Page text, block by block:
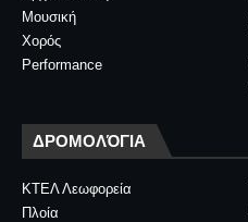
Μουσική
Χορός
Performance
ΔΡΟΜΟΛΌΓΙΑ
ΚΤΕΛ Λεωφορεία
Πλοία